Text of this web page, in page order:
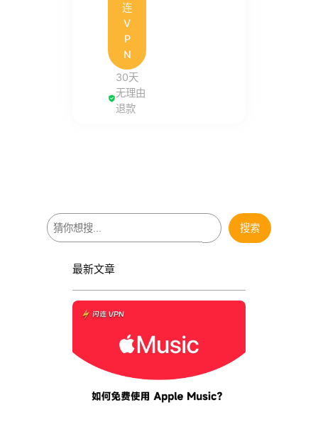
连
V
P
N
30天
无理由
退款
搜
索
搜索
最新文章